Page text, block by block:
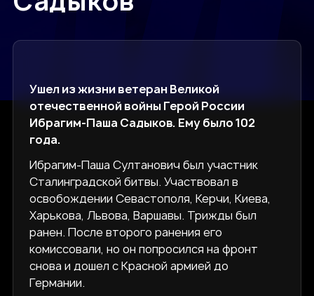
Ушел из жизни ветеран Великой
отечественной войны Герой России
Ибрагим-Паша Садыков. Ему было 102
года.
Ибрагим-Паша Султанович был участник
Сталинградской битвы. Участвовал в
освобождении Севастополя, Керчи, Киева,
Харькова, Львова, Варшавы. Трижды был
ранен. После второго ранения его
комиссовали, но он попросился на фронт
снова и дошел с Красной армией до
Германии.